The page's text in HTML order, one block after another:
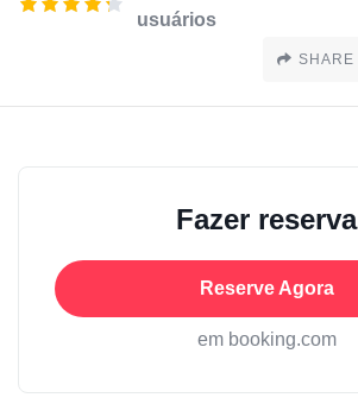
usuários
SHARE
Fazer reserva
Reserve Agora
em booking.com